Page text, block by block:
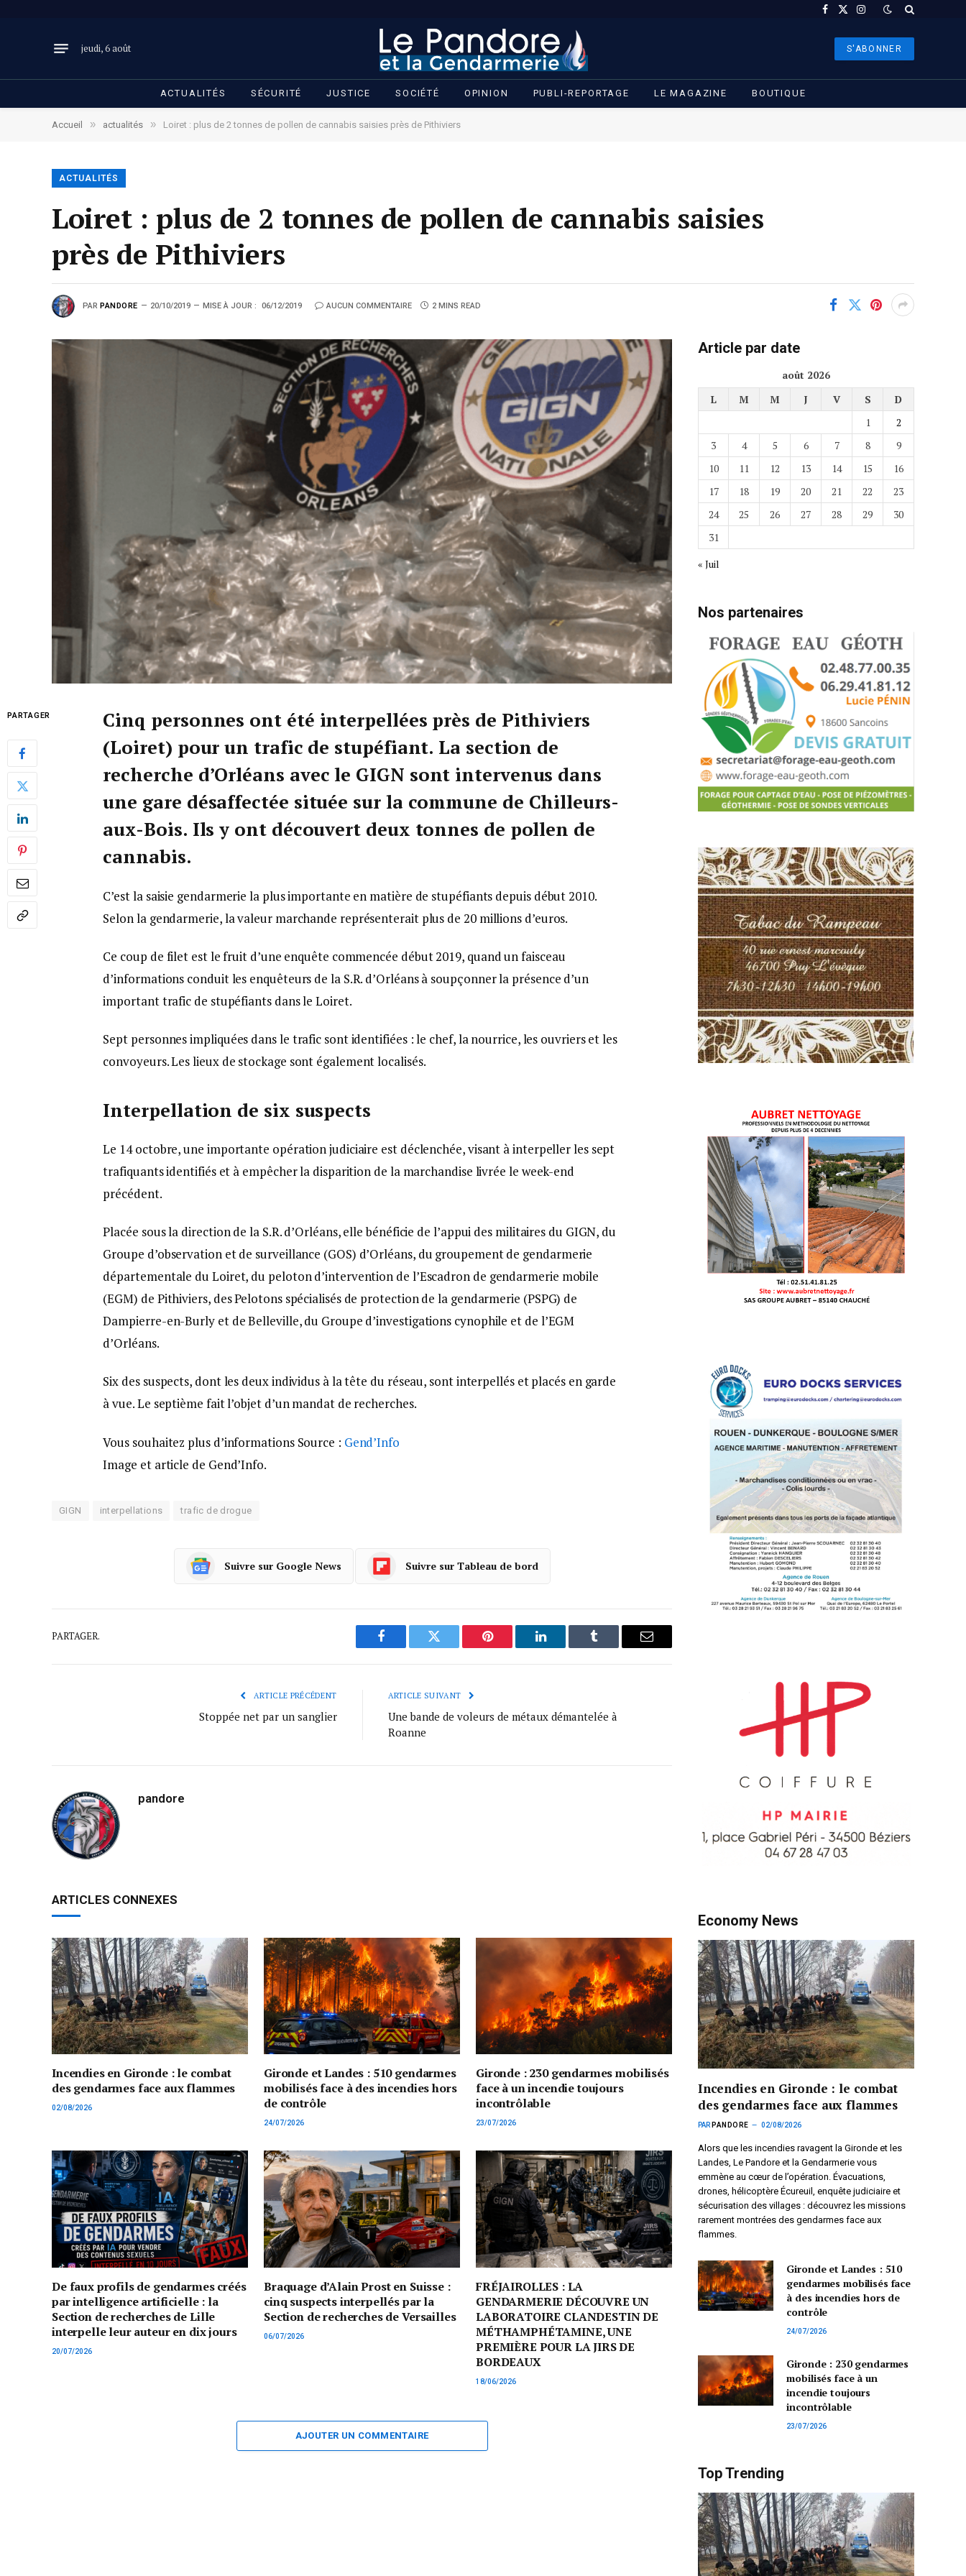
Facebook
X
Instagram
jeudi, 6 août S'ABONNER
ACTUALITÉS SÉCURITÉ JUSTICE SOCIÉTÉ OPINION PUBLI-REPORTAGE LE MAGAZINE BOUTIQUE
Accueil » actualités » Loiret : plus de 2 tonnes de pollen de cannabis saisies près de Pithiviers
ACTUALITÉS
Loiret : plus de 2 tonnes de pollen de cannabis saisies
près de Pithiviers
PAR PANDORE 20/10/2019 MISE À JOUR : 06/12/2019 AUCUN COMMENTAIRE 2 MINS READ
PARTAGER
Cinq personnes ont été interpellées près de Pithiviers
(Loiret) pour un trafic de stupéfiant. La section de
recherche d’Orléans avec le GIGN sont intervenus dans
une gare désaffectée située sur la commune de Chilleurs-
aux-Bois. Ils y ont découvert deux tonnes de pollen de
cannabis.
C’est la saisie gendarmerie la plus importante en matière de stupéfiants depuis début 2010.
Selon la gendarmerie, la valeur marchande représenterait plus de 20 millions d’euros.
Ce coup de filet est le fruit d’une enquête commencée début 2019, quand un faisceau
d’informations conduit les enquêteurs de la S.R. d’Orléans à soupçonner la présence d’un
important trafic de stupéfiants dans le Loiret.
Sept personnes impliquées dans le trafic sont identifiées : le chef, la nourrice, les ouvriers et les
convoyeurs. Les lieux de stockage sont également localisés.
Interpellation de six suspects
Le 14 octobre, une importante opération judiciaire est déclenchée, visant à interpeller les sept
trafiquants identifiés et à empêcher la disparition de la marchandise livrée le week-end
précédent.
Placée sous la direction de la S.R. d’Orléans, elle bénéficie de l’appui des militaires du GIGN, du
Groupe d’observation et de surveillance (GOS) d’Orléans, du groupement de gendarmerie
départementale du Loiret, du peloton d’intervention de l’Escadron de gendarmerie mobile
(EGM) de Pithiviers, des Pelotons spécialisés de protection de la gendarmerie (PSPG) de
Dampierre-en-Burly et de Belleville, du Groupe d’investigations cynophile et de l’EGM
d’Orléans.
Six des suspects, dont les deux individus à la tête du réseau, sont interpellés et placés en garde
à vue. Le septième fait l’objet d’un mandat de recherches.
Vous souhaitez plus d’informations Source : Gend’Info
Image et article de Gend’Info.
GIGN interpellations trafic de drogue
Suivre sur Google News Suivre sur Tableau de bord
PARTAGER.
Facebook Twitter Pinterest LinkedIn Tumblr Courriel
ARTICLE PRÉCÉDENT
Stoppée net par un sanglier
ARTICLE SUIVANT
Une bande de voleurs de métaux démantelée à
Roanne
pandore
ARTICLES CONNEXES
Incendies en Gironde : le combat
des gendarmes face aux flammes
02/08/2026
Gironde et Landes : 510 gendarmes
mobilisés face à des incendies hors
de contrôle
24/07/2026
Gironde : 230 gendarmes mobilisés
face à un incendie toujours
incontrôlable
23/07/2026
De faux profils de gendarmes créés
par intelligence artificielle : la
Section de recherches de Lille
interpelle leur auteur en dix jours
20/07/2026
Braquage d’Alain Prost en Suisse :
cinq suspects interpellés par la
Section de recherches de Versailles
06/07/2026
FRÉJAIROLLES : LA
GENDARMERIE DÉCOUVRE UN
LABORATOIRE CLANDESTIN DE
MÉTHAMPHÉTAMINE, UNE
PREMIÈRE POUR LA JIRS DE
BORDEAUX
18/06/2026
AJOUTER UN COMMENTAIRE
Article par date
août 2026
L
M M J V S
D
1
2
3
4 5 6 7 8
9
10
11 12 13 14 15
16
17
18 19 20 21 22
23
24
25 26 27 28 29
30
31
« Juil
Nos partenaires
Economy News
Incendies en Gironde : le combat
des gendarmes face aux flammes
PAR PANDORE 02/08/2026
Alors que les incendies ravagent la Gironde et les
Landes, Le Pandore et la Gendarmerie vous
emmène au cœur de l’opération. Évacuations,
drones, hélicoptère Écureuil, enquête judiciaire et
sécurisation des villages : découvrez les missions
rarement montrées des gendarmes face aux
flammes.
Gironde et Landes : 510
gendarmes mobilisés face
à des incendies hors de
contrôle
24/07/2026
Gironde : 230 gendarmes
mobilisés face à un
incendie toujours
incontrôlable
23/07/2026
Top Trending